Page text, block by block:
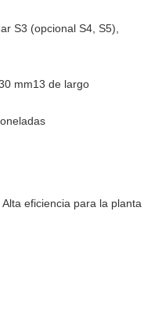
S3 (opcional S4, S5),
mm13 de largo